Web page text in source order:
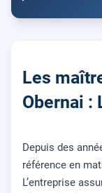
Les
Obernai :
Depuis des
référence en
L’entreprise